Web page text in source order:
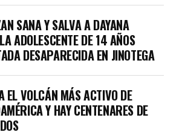
SANA Y SALVA A DAYANA
ADOLESCENTE DE 14 AÑOS
DESAPARECIDA EN JINOTEGA
EL VOLCÁN MÁS ACTIVO DE
Y HAY CENTENARES DE